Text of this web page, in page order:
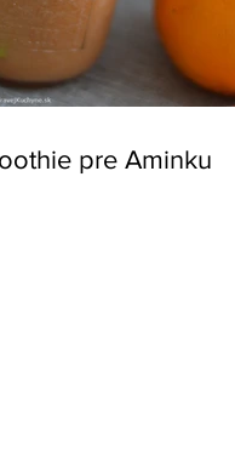
pre Aminku